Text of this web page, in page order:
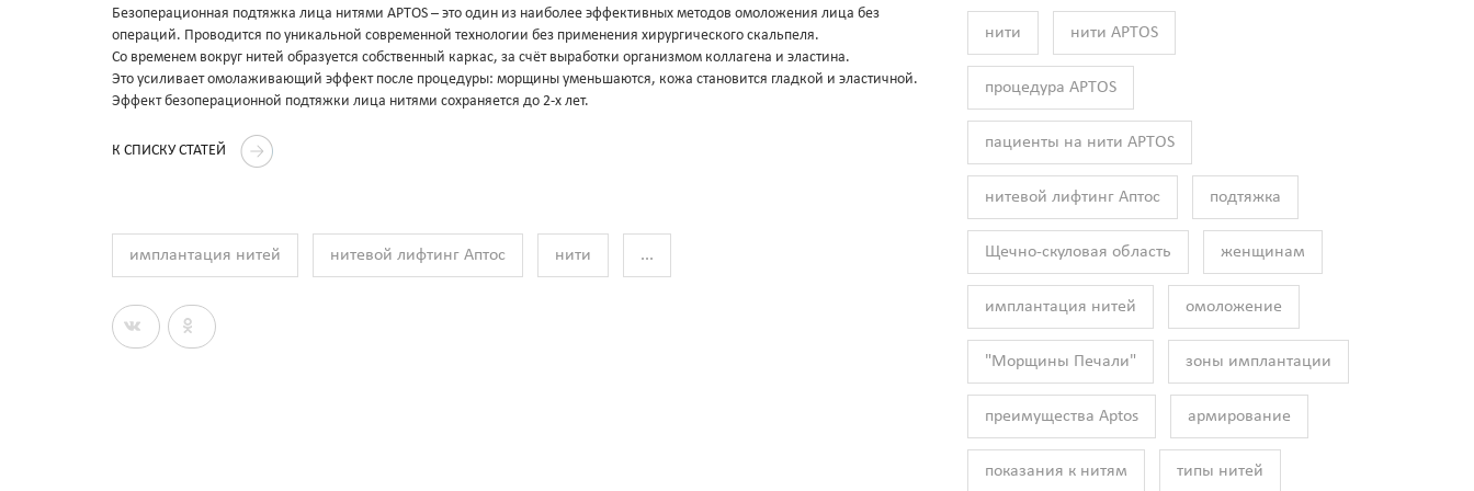
Безоперационная подтяжка лица нитями APTOS – это один из наиболее эффективных методов омоложения лица без
операций. Проводится по уникальной современной технологии без применения хирургического скальпеля.
Со временем вокруг нитей образуется собственный каркас, за счёт выработки организмом коллагена и эластина.
Это усиливает омолаживающий эффект после процедуры: морщины уменьшаются, кожа становится гладкой и эластичной.
Эффект безоперационной подтяжки лица нитями сохраняется до 2-х лет.
К СПИСКУ СТАТЕЙ
имплантация нитей нитевой лифтинг Аптос нити ...
нити нити APTOS
процедура APTOS
пациенты на нити APTOS
нитевой лифтинг Аптос подтяжка
Щечно-скуловая область женщинам
имплантация нитей омоложение
"Морщины Печали" зоны имплантации
преимущества Aptos армирование
показания к нитям типы нитей